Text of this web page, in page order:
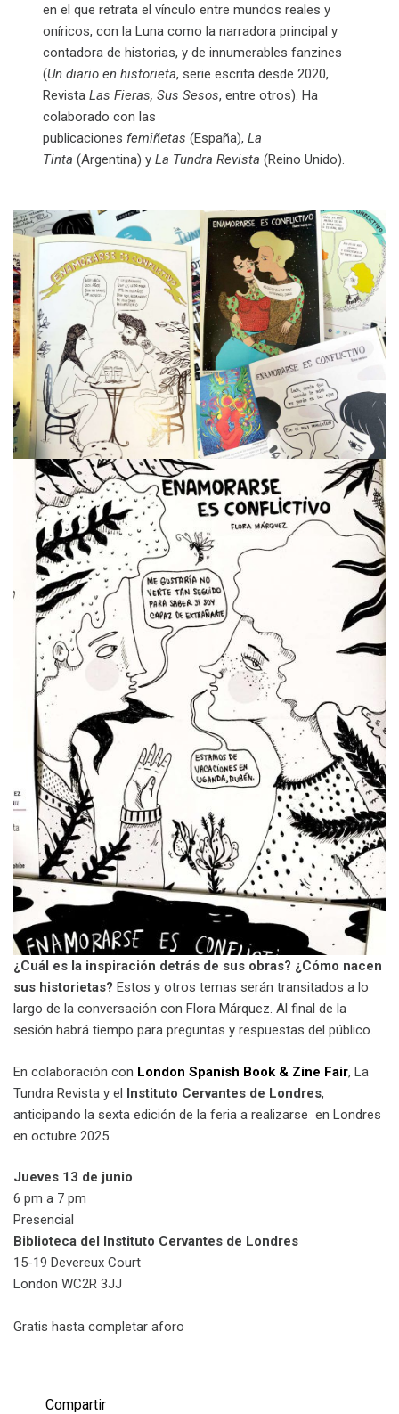
en el que retrata el vínculo entre mundos reales y
oníricos, con la Luna como la narradora principal y
contadora de historias, y de innumerables fanzines
(Un diario en historieta, serie escrita desde 2020,
RevistaLas Fieras, Sus Sesos, entre otros). Ha
colaborado con las
publicaciones femiñetas(España),La
Tinta(Argentina) yLa Tundra Revista (Reino Unido).
¿Cuál es la inspiración detrás de sus obras? ¿Cómo nacen
sus historietas? Estos y otros temas serán transitados a lo
largo de la conversación con Flora Márquez. Al final de la
sesión habrá tiempo para preguntas y respuestas del público.
En colaboración con London Spanish Book & Zine Fair, La
Tundra Revista y el Instituto Cervantes de Londres,
anticipando la sexta edición de la feria a realizarse en Londres
en octubre 2025.
Jueves 13 de junio
6 pm a 7 pm
Presencial
Biblioteca del Instituto Cervantes de Londres
15-19 Devereux Court
London WC2R 3JJ
Gratis hasta completar aforo
Compartir